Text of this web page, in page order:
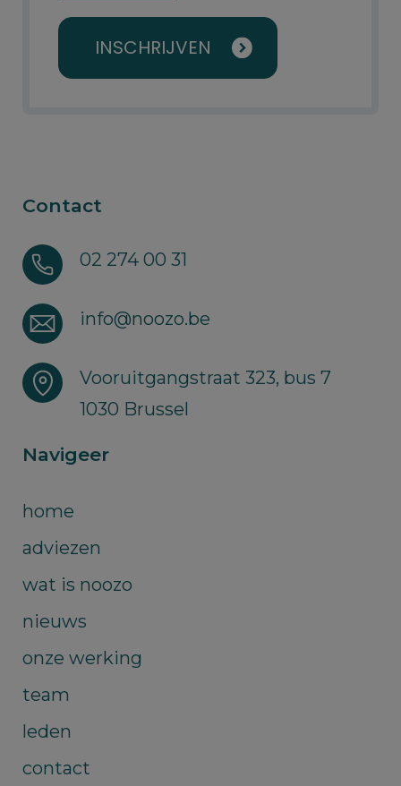
INSCHRIJVEN
Contact
02 274 00 31
info@noozo.be
Vooruitgangstraat 323, bus 7
1030 Brussel
Navigeer
home
adviezen
wat is noozo
nieuws
onze werking
team
leden
contact